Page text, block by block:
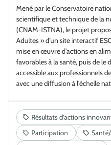
Mené par le Conservatoire
scientifique et technique de la
(CNAM-ISTNA), le projet
Adultes » d’un site interactif
mise en œuvre d’actions en
favorables à la santé, puis de le
accessible aux professionnels
avec une diffusion à l'échelle